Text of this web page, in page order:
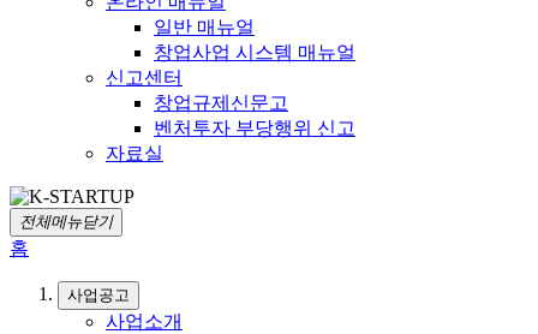
일반 매뉴얼
창업사업 시스템 매뉴얼
신고센터
창업규제신문고
벤처투자 부당행위 신고
자료실
전체메뉴닫기
홈
사업공고
사업소개